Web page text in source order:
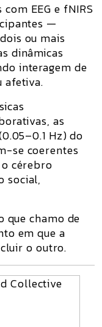
com EEG e fNIRS
—
dois ou mais
dinâmicas
interagem de
afetiva.
as
Hz) do
se coerentes
cérebro
social,
que chamo de
em que a
o outro.